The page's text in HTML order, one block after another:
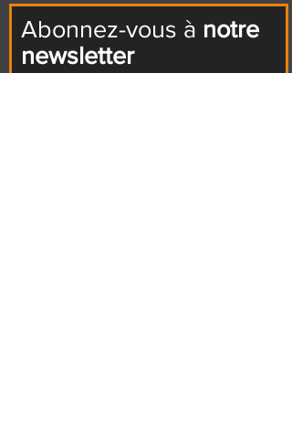
Abonnez-vous à notre
newsletter